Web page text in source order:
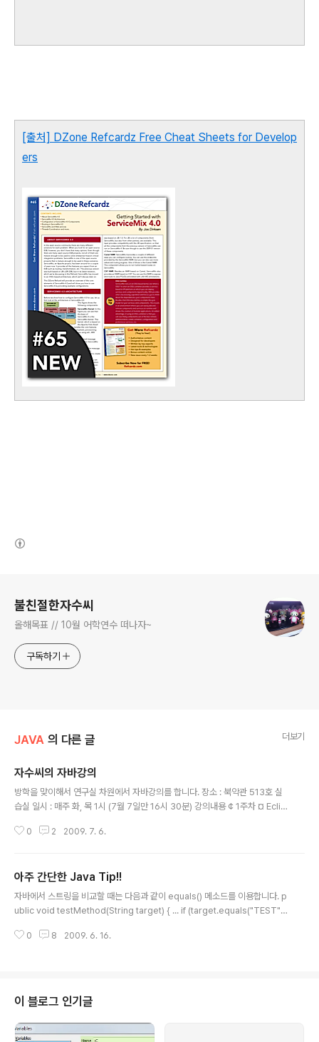
[출처] DZone Refcardz Free Cheat Sheets for Develop
ers
불친절한자수씨
올해목표 // 10월 어학연수 떠나자~
구독하기
JAVA 의 다른 글 더보기
자수씨의 자바강의
방학을 맞이해서 연구실 차원에서 자바강의를 합니다. 장소 : 북악관 513호 실
습실 일시 : 매주 화, 목 1시 (7월 7일만 16시 30분) 강의내용 ¢ 1주차 ¤ Eclip
evelopment) ¢ 3주차 ¤ Spring Framework ¢ 4주차 ¤ ORM (iBatis,
0 2 2009. 7. 6.
아주 간단한 Java Tip!!
자바에서 스트링을 비교할 때는 다음과 같이 equals() 메소드를 이용합니다. p
ublic void testMethod(String target) { ... if (target.equals("TEST"))
terExeption 을 던저줄 것입니다. 그걸 막고자 아래와 같이 코딩을 한다면 무
0 8 2009. 6. 16.
이 블로그 인기글